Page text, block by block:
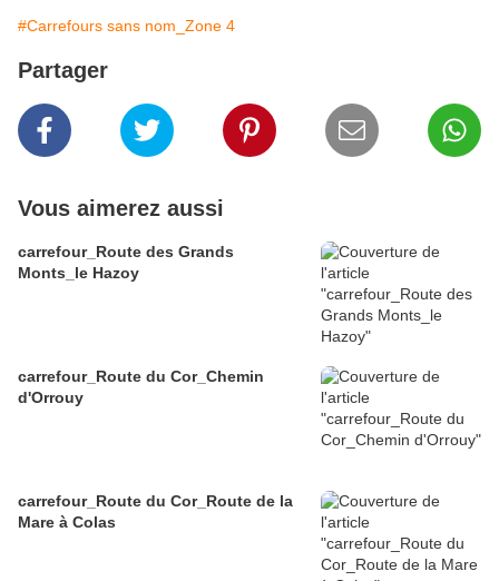
#Carrefours sans nom_Zone 4
Partager
Vous aimerez aussi
carrefour_Route des Grands
Monts_le Hazoy
carrefour_Route du Cor_Chemin
d'Orrouy
carrefour_Route du Cor_Route de la
Mare à Colas